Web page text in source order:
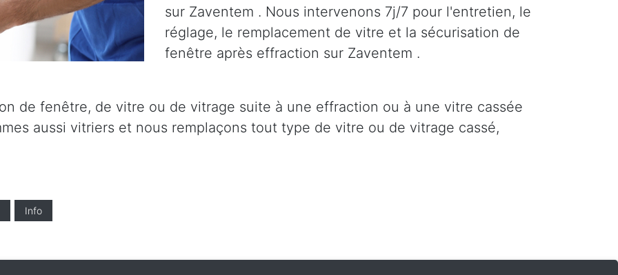
sur Zaventem . Nous intervenons 7j/7 pour l'entretien, le
réglage, le remplacement de vitre et la sécurisation de
fenêtre après effraction sur Zaventem .
de fenêtre, de vitre ou de vitrage suite à une effraction ou à une vitre cassée
aussi vitriers et nous remplaçons tout type de vitre ou de vitrage cassé,
Info